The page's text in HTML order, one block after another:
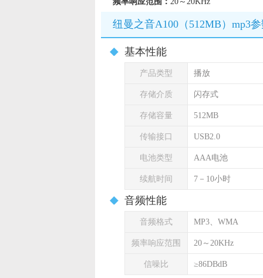
纽曼之音A100（512MB）mp3参
基本性能
产品类型 播放
存储介质 闪存式
存储容量 512MB
传输接口 USB2.0
电池类型 AAA电池
续航时间 7－10小时
音频性能
音频格式 MP3、WMA
频率响应范围 20～20KHz
信噪比 ≥86DBdB